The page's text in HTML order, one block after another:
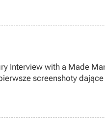
Interview with a Made
screenshoty